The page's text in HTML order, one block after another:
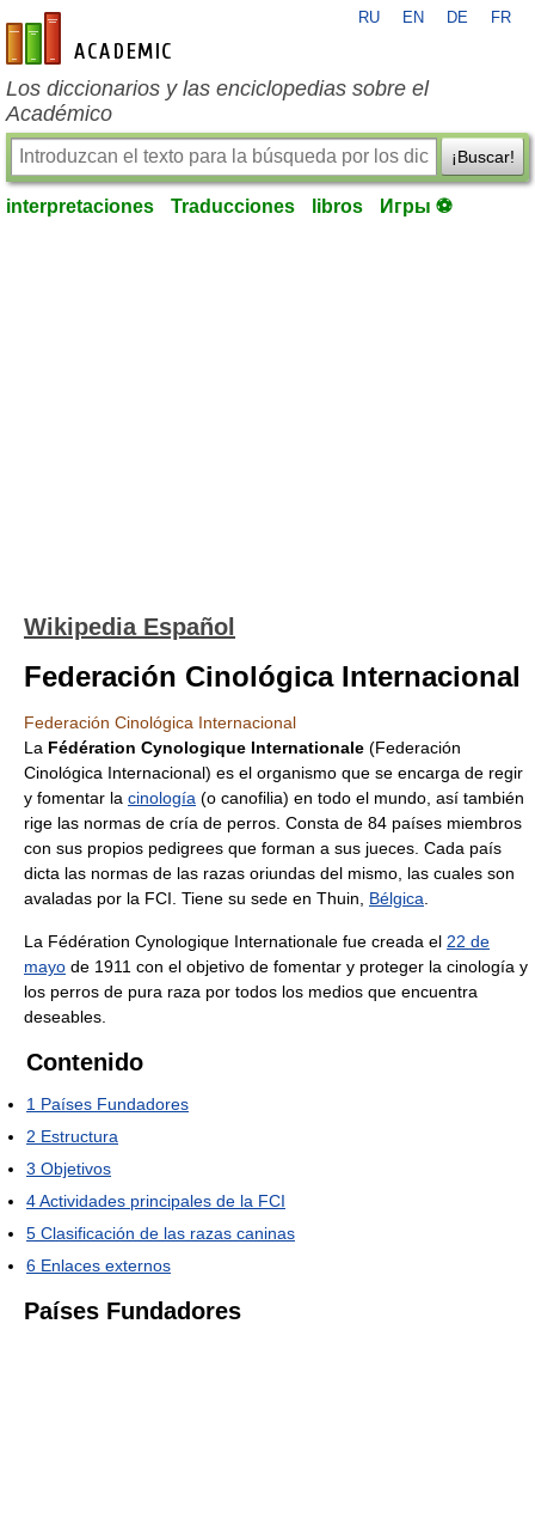
es-academic.com
RU EN DE FR
Los diccionarios y las enciclopedias sobre el
Académico
¡Buscar!
interpretaciones Traducciones libros Игры ⚽
Wikipedia Español
Federación Cinológica Internacional
Federación Cinológica Internacional
La Fédération Cynologique Internationale (Federación
Cinológica Internacional) es el organismo que se encarga de regir
y fomentar la cinología (o canofilia) en todo el mundo, así también
rige las normas de cría de perros. Consta de 84 países miembros
con sus propios pedigrees que forman a sus jueces. Cada país
dicta las normas de las razas oriundas del mismo, las cuales son
avaladas por la FCI. Tiene su sede en Thuin, Bélgica
La Fédération Cynologique Internationale fue creada el 22 de
mayo de 1911 con el objetivo de fomentar y proteger la cinología y
los perros de pura raza por todos los medios que encuentra
deseables.
Contenido
1 Países Fundadores
2 Estructura
3 Objetivos
4Actividades principales de la FCI
5 Clasificación de las razas caninas
6 Enlaces externos
Países Fundadores